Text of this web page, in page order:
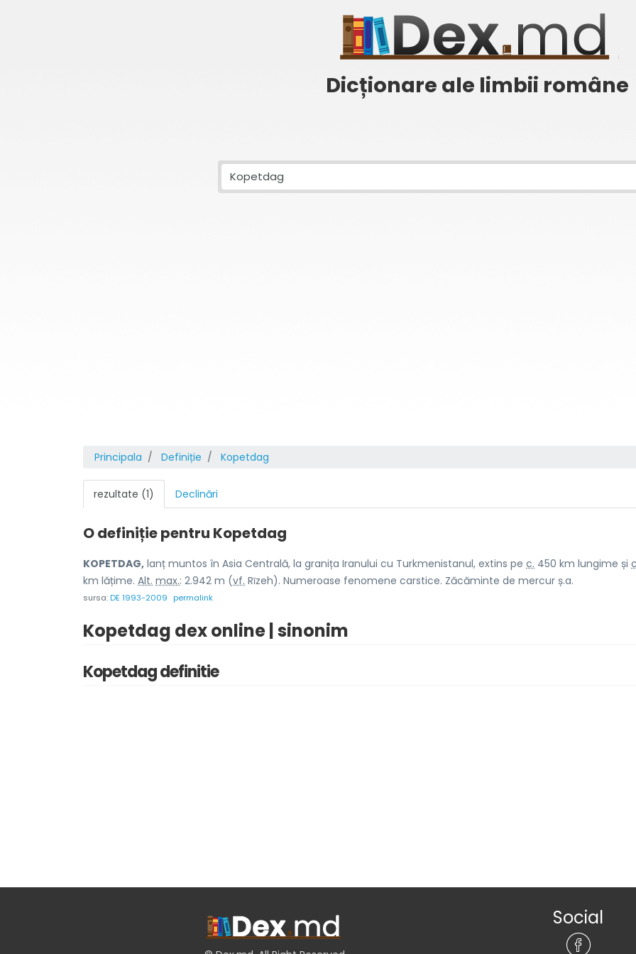
Dicționare ale limbii române
Principala Definiție Kopetdag
rezultate (1) Declinări
O definiție pentru Kopetdag
KOPETDAG, lanț muntos în Asia Centrală, la granița Iranului cu Turkmenistanul, extins pe c. 450 km lungime și
km lățime. Alt. max.: 2.942 m (vf. Rῑzeh). Numeroase fenomene carstice. Zăcăminte de mercur ș.a.
sursa:DE 1993-2009 permalink
Kopetdag dex online | sinonim
Kopetdag definitie
Social